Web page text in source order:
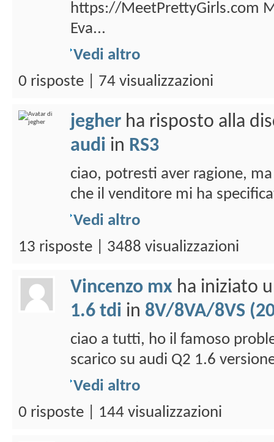
https://MeetPrettyGirls.com
Eva...
Vedi altro
0 risposte | 74 visualizzazioni
jegher ha risposto alla
audi in RS3
ciao, potresti aver ragione,
che il venditore mi ha
Vedi altro
13 risposte | 3488 visualizzazioni
Vincenzo mx ha iniziato
1.6 tdi in 8V/8VA/8VS
ciao a tutti, ho il famoso
scarico su audi Q2 1.6
Vedi altro
0 risposte | 144 visualizzazioni